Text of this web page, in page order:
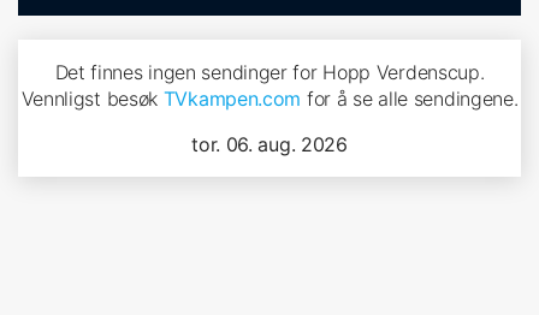
Det finnes ingen sendinger for Hopp Verdenscup.
Vennligst besøk TVkampen.com for å se alle sendingene.
tor. 06. aug. 2026